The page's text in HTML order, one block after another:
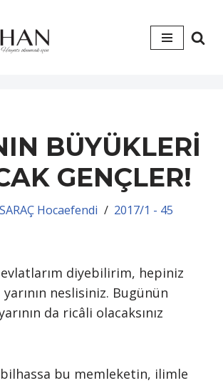
BÜYÜKLERİ
GENÇLER!
Hocaefendi 2017/1 - 45
diyebilirim, hepiniz
neslisiniz. Bugünün
da ricâli olacaksınız
bilhassa bu memleketin, ilimle